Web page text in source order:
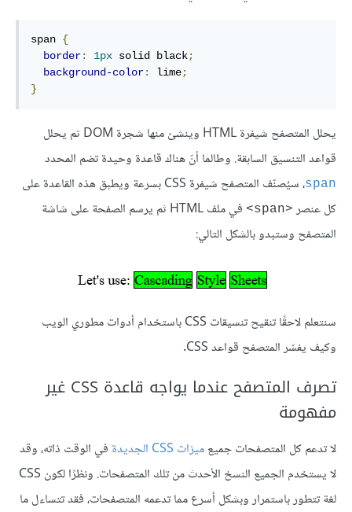
span {
border: 1px solid black;
background-color: lime;
}
يحلل المتصفح شيفرة HTML وينشئ منها شجرة DOM ثم يحلل
قواعد التنسيق السابقة. وطالما أنّ هناك قاعدة وحيدة تضم المحدد
span
، سيُصنّف المتصفح شيفرة CSS بسرعة ويطبق هذه القاعدة على
كل عنصر <span>
في ملف HTML ثم يرسم الصفحة على شاشة
المتصفح وستبدو بالشكل التالي:
سنتعلم لاحقًا تنقيح تنسيقات CSS باستخدام أدوات مطوري الويب
وكيف يفسّر المتصفح قواعد CSS.
تصرف المتصفح عندما يواجه قاعدة CSS غير
مفهومة
لا تدعم كل المتصفحات جميعميزات CSS الجديدة
في الوقت ذاته، وقد
لا يستخدم الجميع النسخ الأحدث من تلك المتصفحات. ونظرًا لكون CSS
لغة تتطور باستمرار وبشكل أسرع مما تدعمه المتصفحات، فقد تتساءل ما